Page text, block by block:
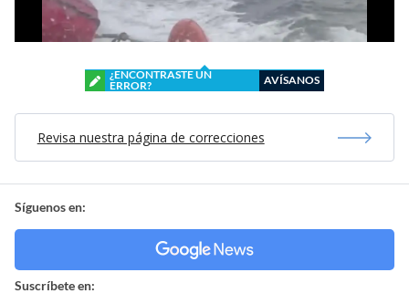
¿ENCONTRASTE UN
ERROR?
AVÍSANOS
Revisa nuestra página de correcciones
Síguenos en:
Suscríbete en: